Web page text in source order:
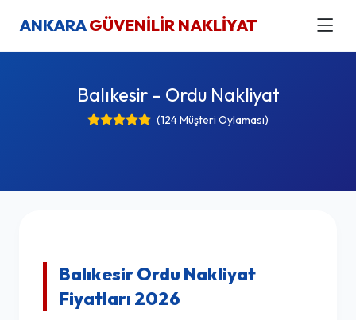
ANKARAGÜVENİLİR NAKLİYAT
Balıkesir - Ordu Nakliyat
(124 Müşteri Oylaması)
Balıkesir Ordu Nakliyat
Fiyatları 2026